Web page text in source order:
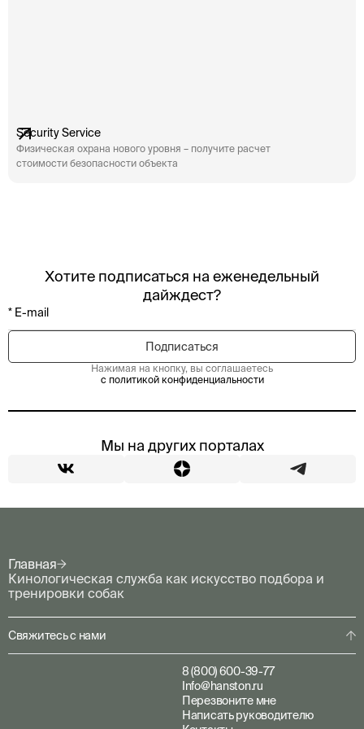
Security Service
Физическая охрана нового уровня – получите расчет
стоимости безопасности объекта
Хотите подписаться на еженедельный
дайждест?
Нажимая на кнопку, вы соглашаетесь
с политикой конфиденциальности
Мы на других порталах
Главная
Кинологическая служба как искусство подбора и
тренировки собак
Свяжитесь с нами
8 (800) 600-39-77
Info@hanston.ru
Перезвоните мне
Написать руководителю